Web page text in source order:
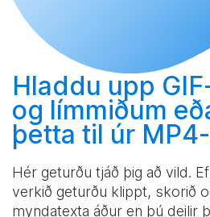
Hladdu upp
og límmiðum
þetta til úr
Hér geturðu tjáð þig að vild.
verkið geturðu klippt, skorið
myndatexta áður en þú deilir